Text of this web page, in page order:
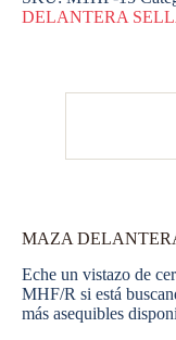
DELANTERA
MAZA
Eche un vistazo de
MHF/R si está
más asequibles